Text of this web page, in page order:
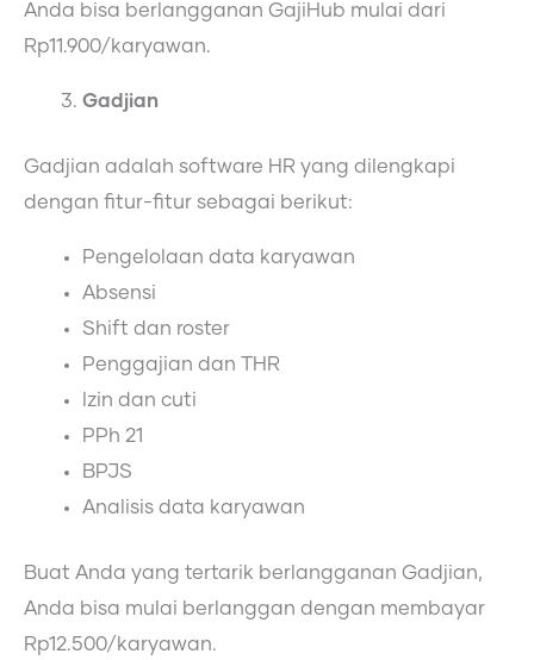
Anda bisa berlangganan GajiHub mulai dari
Rp11.900/karyawan.
Gadjian
Gadjian adalah software HR yang dilengkapi
dengan fitur-fitur sebagai berikut:
Pengelolaan data karyawan
Absensi
Shift dan roster
Penggajian dan THR
Izin dan cuti
PPh 21
BPJS
Analisis data karyawan
Buat Anda yang tertarik berlangganan Gadjian,
Anda bisa mulai berlanggan dengan membayar
Rp12.500/karyawan.